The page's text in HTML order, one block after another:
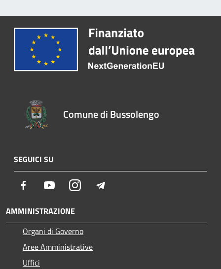
Comune di Bussolengo
SEGUICI SU
Facebook YoutubeInstagram
AMMINISTRAZIONE
Organi di Governo
Aree Amministrative
Uffici